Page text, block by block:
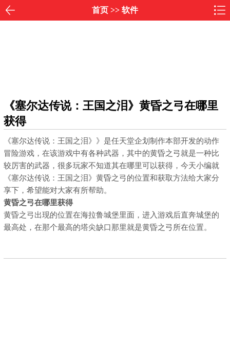
首页>> 软件
《塞尔达传说：王国之泪》黄昏之弓在哪里
获得
《塞尔达传说：王国之泪》》是任天堂企划制作本部开发的动作
冒险游戏，在该游戏中有各种武器，其中的黄昏之弓就是一种比
较厉害的武器，很多玩家不知道其在哪里可以获得，今天小编就
《塞尔达传说：王国之泪》黄昏之弓的位置和获取方法给大家分
享下，希望能对大家有所帮助。
黄昏之弓在哪里获得
黄昏之弓出现的位置在海拉鲁城堡里面，进入游戏后直奔城堡的
最高处，在那个最高的塔尖缺口那里就是黄昏之弓所在位置。